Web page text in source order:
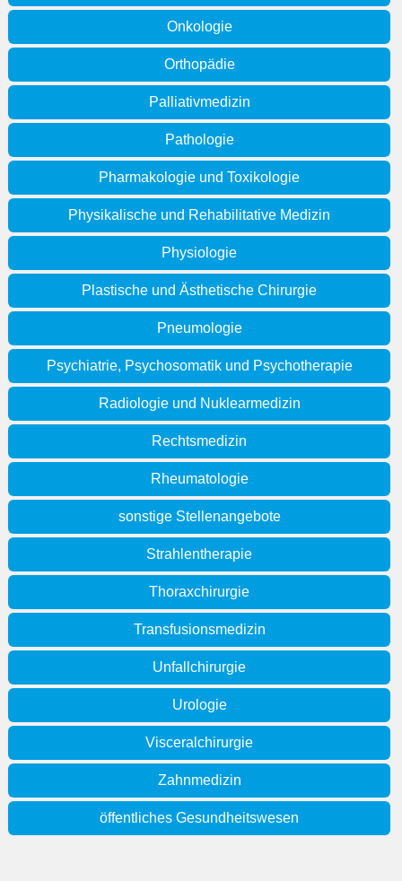
Onkologie
Orthopädie
Palliativmedizin
Pathologie
Pharmakologie und Toxikologie
Physikalische und Rehabilitative Medizin
Physiologie
Plastische und Ästhetische Chirurgie
Pneumologie
Psychiatrie, Psychosomatik und Psychotherapie
Radiologie und Nuklearmedizin
Rechtsmedizin
Rheumatologie
sonstige Stellenangebote
Strahlentherapie
Thoraxchirurgie
Transfusionsmedizin
Unfallchirurgie
Urologie
Visceralchirurgie
Zahnmedizin
öffentliches Gesundheitswesen